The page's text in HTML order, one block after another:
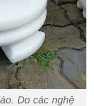
Do các nghệ